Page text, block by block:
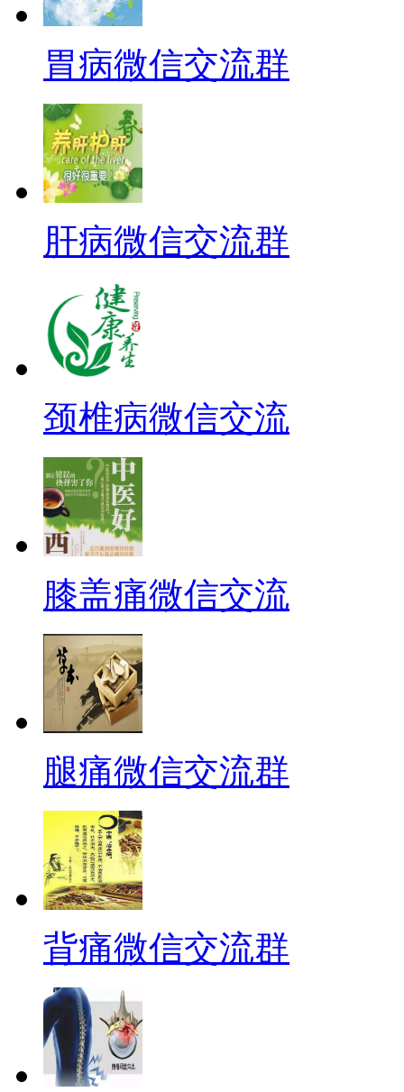
胃病微信交流群
肝病微信交流群
颈椎病微信交流
膝盖痛微信交流
腿痛微信交流群
背痛微信交流群